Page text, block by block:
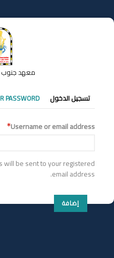
إلى
المحتوى
معهد جنوب
التبويبات
الأساسية
تسجيل الدخول PASSWORD
Username or email address
will be sent to your registered
email address.